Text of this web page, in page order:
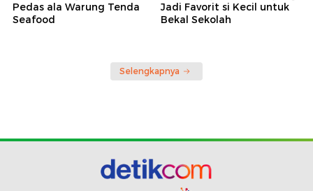
Pedas ala Warung Tenda
Seafood
Jadi Favorit si Kecil untuk
Bekal Sekolah
Selengkapnya